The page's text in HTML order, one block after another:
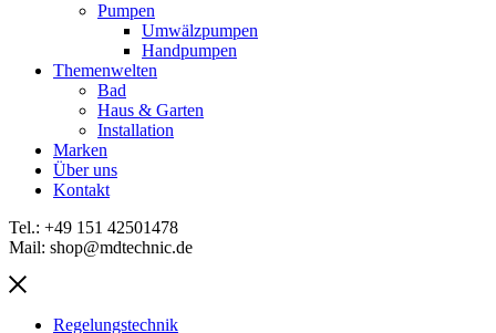
Pumpen
Umwälzpumpen
Handpumpen
Themenwelten
Bad
Haus & Garten
Installation
Marken
Über uns
Kontakt
Tel.: +49 151 42501478
Mail: shop@mdtechnic.de
Regelungstechnik